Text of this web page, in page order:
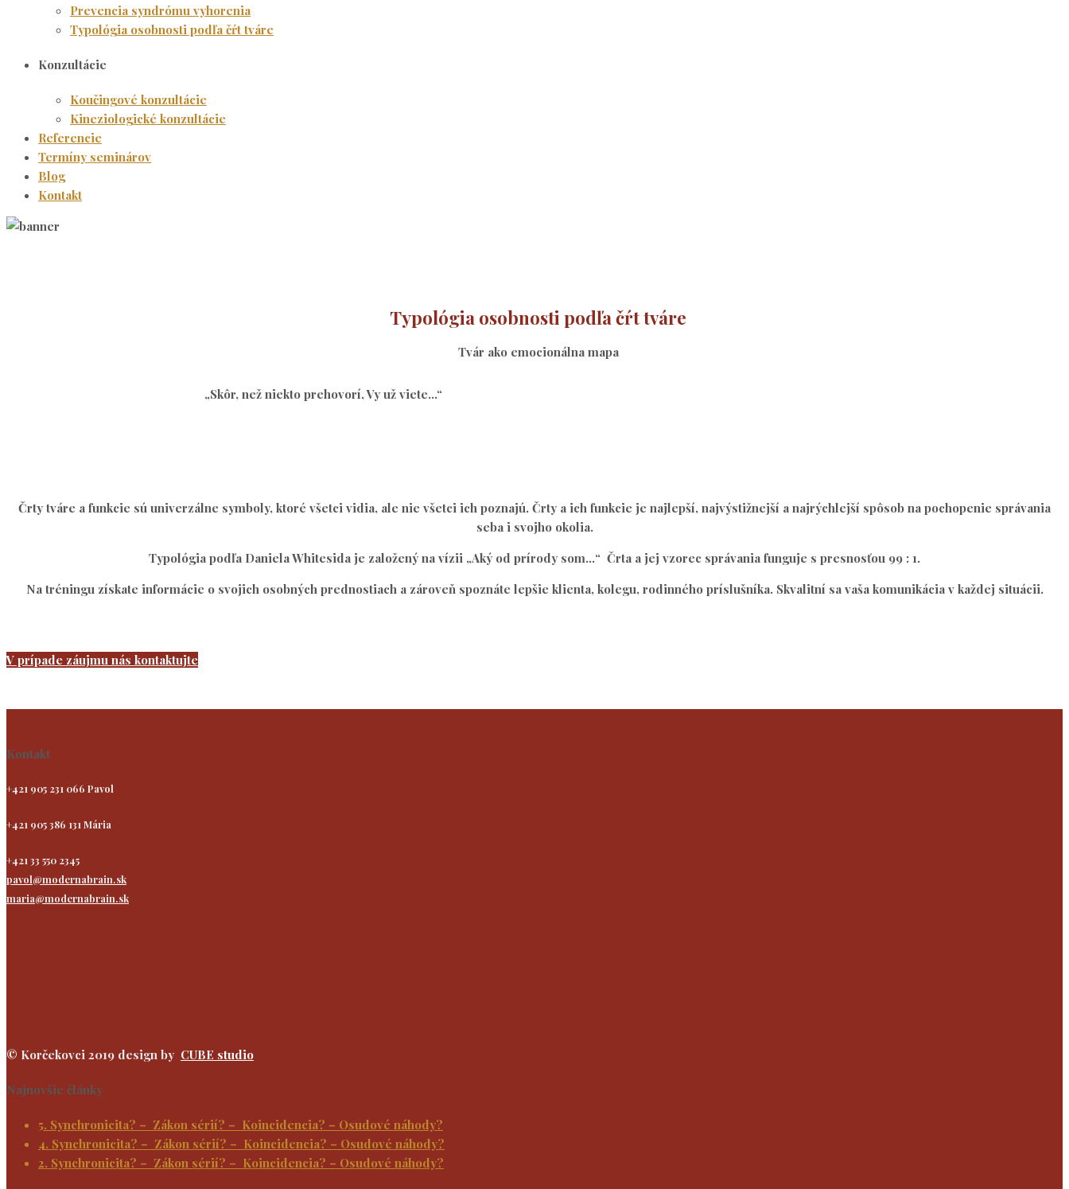
Prevencia syndrómu vyhorenia
Typológia osobnosti podľa čŕt tváre
Konzultácie
Koučingové konzultácie
Kineziologické konzultácie
Referencie
Termíny seminárov
Blog
Kontakt
Typológia osobnosti podľa čŕt tváre
Tvár ako emocionálna mapa
„Skôr, než niekto prehovorí, Vy už viete...“
Črty tváre a funkcie sú univerzálne symboly, ktoré všetci vidia, ale nie všetci ich poznajú. Črty a ich funkcie je najlepší, najvýstižnejší a najrýchlejší spôsob na pochopenie správania
seba i svojho okolia.
Typológia podľa Daniela Whitesida je založený na vízii „Aký od prírody som…“ Črta a jej vzorec správania funguje s presnosťou 99 : 1.
Na tréningu získate informácie o svojich osobných prednostiach a zároveň spoznáte lepšie klienta, kolegu, rodinného príslušníka. Skvalitní sa vaša komunikácia v každej situácii.
V prípade záujmu nás kontaktujte
Kontakt
+421 905 231 066 Pavol
+421 905 386 131 Mária
+421 33 550 2345
pavol@modernabrain.sk
maria@modernabrain.sk
© Korčekovci 2019 design by CUBE studio
Najnovšie články
5. Synchronicita? – Zákon sérií? – Koincidencia? – Osudové náhody?
4. Synchronicita? – Zákon sérií? – Koincidencia? – Osudové náhody?
2. Synchronicita? – Zákon sérií? – Koincidencia? – Osudové náhody?